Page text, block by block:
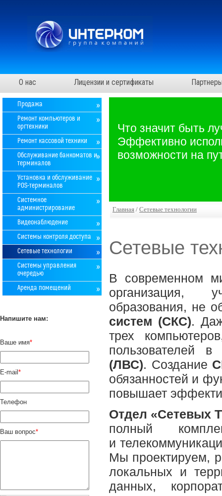
О нас Лицензии и сертификаты
Продажа
Ремонт компьютеров и
оргтехники
Ремонт кассовой техники
Обслуживание банкоматов и
терминалов
Установка и обслуживание
POS-терминалов
Системное
администрирование
Видеонаблюдение
Системы контроля доступа
Сетевые технологии
Системы управления
очередью
Аренда помещений
Напишите нам:
Ваше имя*
E-mail*
Телефон
Ваш вопрос*
Что значит быть
Эффективно
возможности на
Главная / Сетевые технологии
Сетевые
В современном
организация,
образования, не
систем (СКС).
трех
пользователей
(ЛВС). Создание
обязанностей и
повышает
Отдел «Сетевых
полный
и
Мы проектируем,
локальных и
данных,